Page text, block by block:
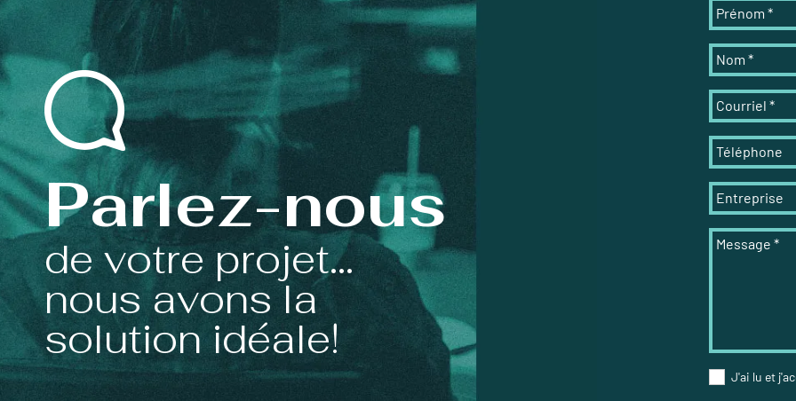
Parlez-nous
de votre projet...
nous avons la
solution idéale!
Prénom *
Nom *
Courriel *
Téléphone
Entreprise
Message *
J'ai lu et